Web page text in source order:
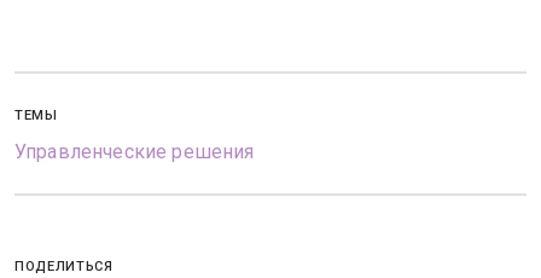
ТЕМЫ
Управленческие решения
ПОДЕЛИТЬСЯ